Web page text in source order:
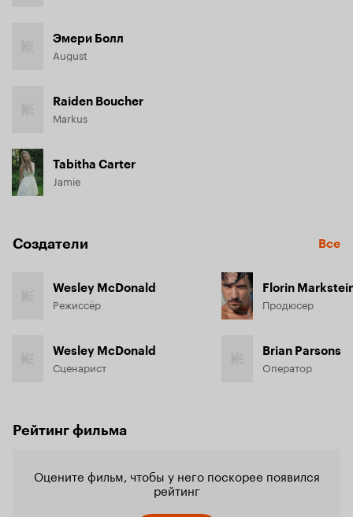
Эмери Болл
August
Raiden Boucher
Markus
Tabitha Carter
Jamie
Создатели Все
Wesley McDonald
Режиссёр
Wesley McDonald
Сценарист
Florin
Продюсер
Brian Parsons
Оператор
Рейтинг фильма
Оцените фильм, чтобы у него поскорее появился
рейтинг